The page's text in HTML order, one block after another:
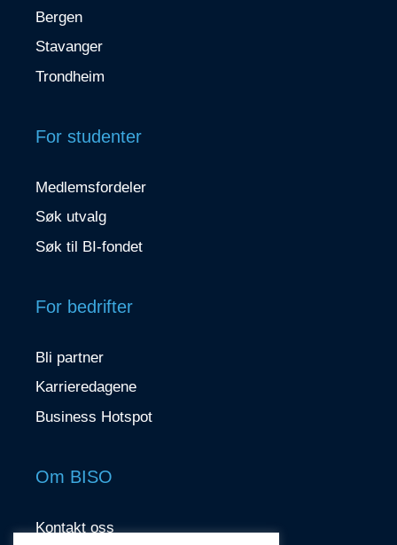
Bergen
Stavanger
Trondheim
For studenter
Medlemsfordeler
Søk utvalg
Søk til BI-fondet
For bedrifter
Bli partner
Karrieredagene
Business Hotspot
Om BISO
Kontakt oss